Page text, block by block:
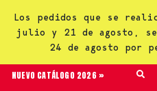
Los pedidos que se
julio y 21 de agosto,
24 de agosto por
NUEVO CATÁLOGO 2026 »